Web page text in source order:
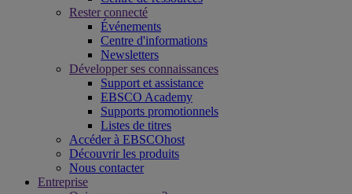
Rester connecté
Événements
Centre d'informations
Newsletters
Développer ses connaissances
Support et assistance
EBSCO Academy
Supports promotionnels
Listes de titres
Accéder à EBSCOhost
Découvrir les produits
Nous contacter
Entreprise